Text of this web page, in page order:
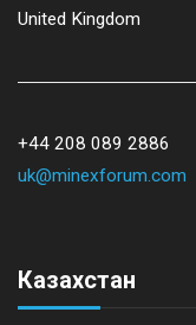
United Kingdom
+44 208 089 2886
uk@minexforum.com
Казахстан